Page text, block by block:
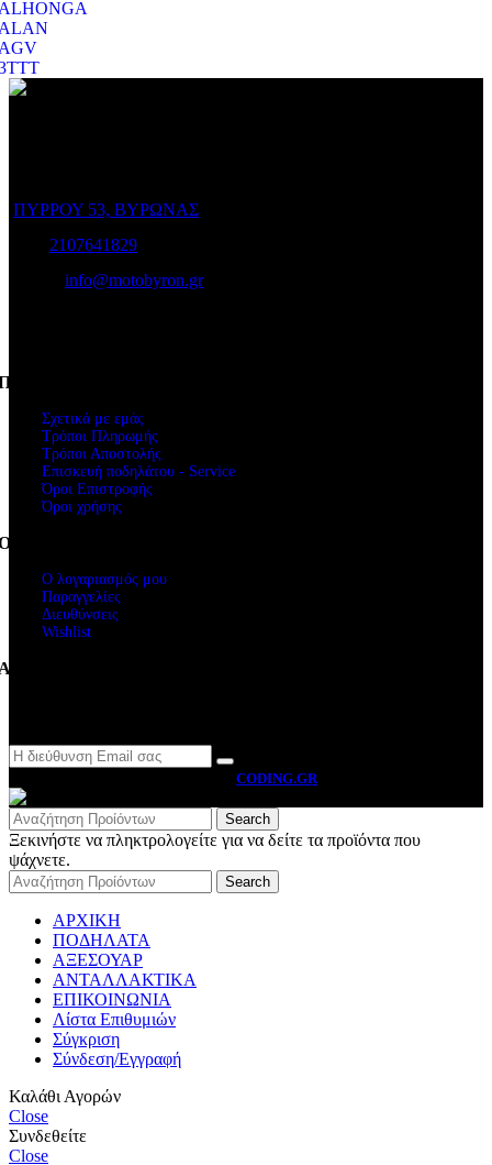
ΠΥΡΡΟΥ 53, ΒΥΡΩΝΑΣ
2107641829
info@motobyron.gr
Σχετικά με εμάς
Τρόποι Πληρωμής
Τρόποι Αποστολής
Επισκευή ποδηλάτου - Service
Όροι Επιστροφής
Όροι χρήσης
Λογαριασμός μου
Ο λογαριασμός μου
Παραγγελίες
Διευθύνσεις
Wishlist
μας
CODING.GR
Search
Ξεκινήστε να πληκτρολογείτε για να δείτε τα προϊόντα που
ψάχνετε.
Search
ΑΡΧΙΚΗ
ΠΟΔΗΛΑΤΑ
ΑΞΕΣΟΥΑΡ
ΑΝΤΑΛΛΑΚΤΙΚΑ
ΕΠΙΚΟΙΝΩΝΙΑ
Λίστα Επιθυμιών
Σύγκριση
Σύνδεση/Εγγραφή
Καλάθι Αγορών
Close
Συνδεθείτε
Close